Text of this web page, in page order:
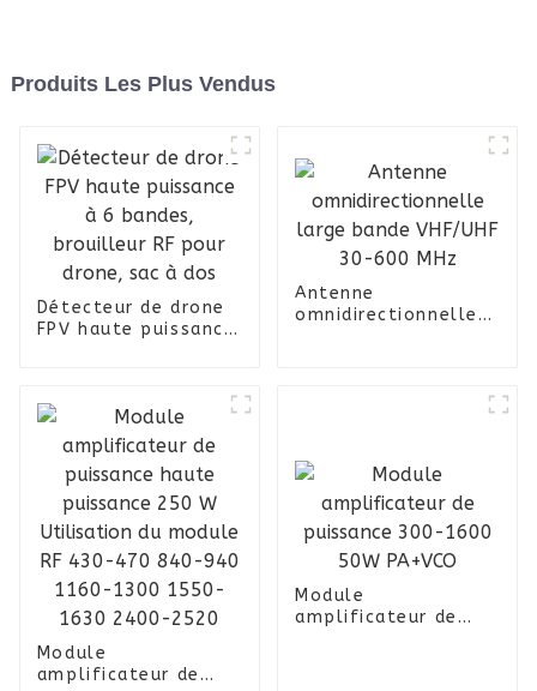
Produits Les Plus Vendus
Détecteur de drone
FPV haute puissance
Antenne
omnidirectionnelle
Module
amplificateur de
Module
amplificateur de